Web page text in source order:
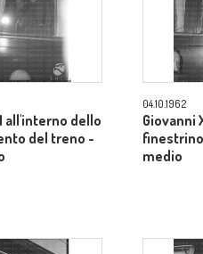
all'interno dello
del treno -
04.10.1962
Giovanni
medio